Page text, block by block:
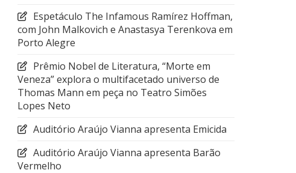
Espetáculo The Infamous Ramírez Hoffman,
com John Malkovich e Anastasya Terenkova em
Porto Alegre
Prêmio Nobel de Literatura, “Morte em
Veneza” explora o multifacetado universo de
Thomas Mann em peça no Teatro Simões
Lopes Neto
Auditório Araújo Vianna apresenta Emicida
Auditório Araújo Vianna apresenta Barão
Vermelho